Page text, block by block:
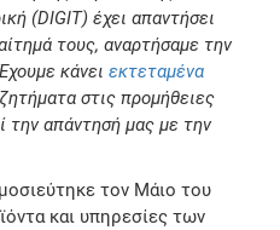
(DIGIT) έχει απαντήσει
τους, αναρτήσαμε την
κάνειεκτεταμένα
στις προμήθειες
την απάντησή μας με την
τον Μάιο του
και υπηρεσίες των